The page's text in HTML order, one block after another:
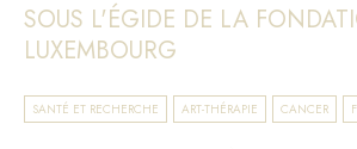
SOUS L'ÉGIDE DE LA
LUXEMBOURG
SANTÉ ET RECHERCHE ART-THÉRAPIE CANCER